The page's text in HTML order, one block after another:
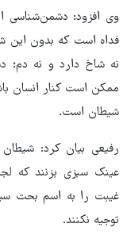
وی افزود: دشمن‌شناسی
فداه است که بدون این
نه شاخ دارد و نه
ممکن است کنار انسان
شیطان است.
رفیعی بیان کرد:
عینک سبزی بزنند که
غیبت را به اسم بحث
توجیه نکنند.